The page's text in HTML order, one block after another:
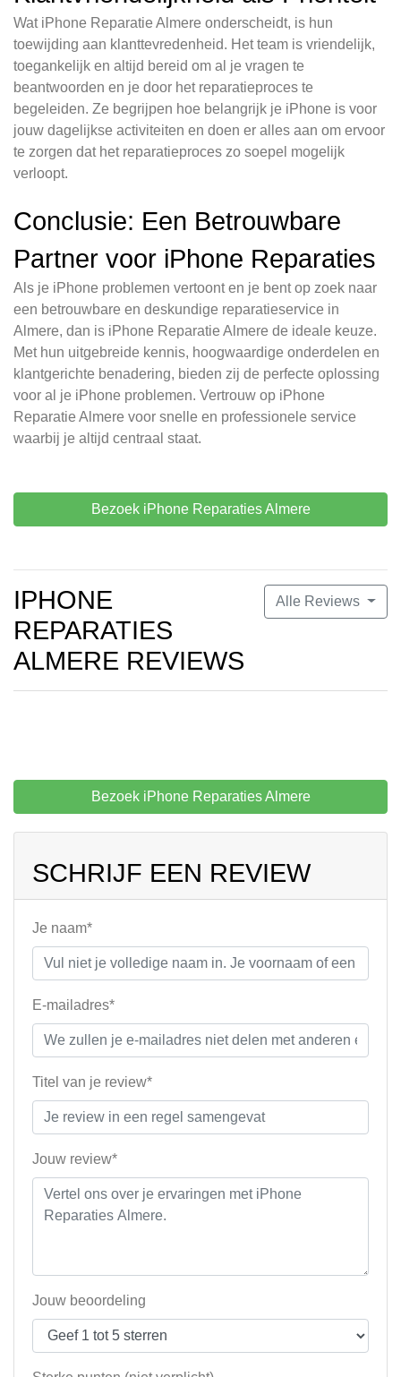
Wat iPhone Reparatie Almere onderscheidt, is hun
toewijding aan klanttevredenheid. Het team is vriendelijk,
toegankelijk en altijd bereid om al je vragen te
beantwoorden en je door het reparatieproces te
begeleiden. Ze begrijpen hoe belangrijk je iPhone is voor
jouw dagelijkse activiteiten en doen er alles aan om ervoor
te zorgen dat het reparatieproces zo soepel mogelijk
verloopt.
Conclusie: Een Betrouwbare
Partner voor iPhone Reparaties
Als je iPhone problemen vertoont en je bent op zoek naar
een betrouwbare en deskundige reparatieservice in
Almere, dan is iPhone Reparatie Almere de ideale keuze.
Met hun uitgebreide kennis, hoogwaardige onderdelen en
klantgerichte benadering, bieden zij de perfecte oplossing
voor al je iPhone problemen. Vertrouw op iPhone
Reparatie Almere voor snelle en professionele service
waarbij je altijd centraal staat.
Bezoek iPhone Reparaties Almere
Alle Reviews
IPHONE
REPARATIES
ALMERE REVIEWS
Bezoek iPhone Reparaties Almere
SCHRIJF EEN REVIEW
Je naam*
E-mailadres*
Titel van je review*
Jouw review*
Jouw beoordeling